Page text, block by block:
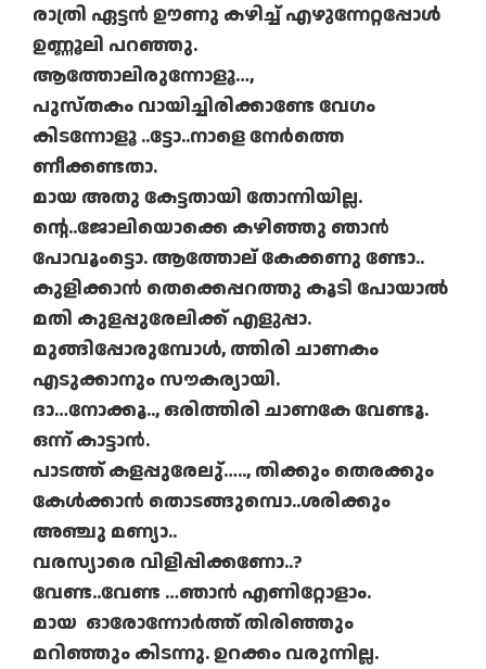
രാത്രി ഏട്ടൻ ഊണു കഴിച്ച് എഴുന്നേറ്റപ്പോൾ
ഉണ്ണൂലി പറഞ്ഞു.
ആത്തോലിരുന്നോളൂ…,
പുസ്തകം വായിച്ചിരിക്കാണ്ടേ വേഗം
കിടന്നോളൂ ..ട്ടോ..നാളെ നേർത്തെ
ണീക്കണ്ടതാ.
മായ അതു കേട്ടതായി തോന്നിയില്ല.
ന്റെ..ജോലിയൊക്കെ കഴിഞ്ഞു ഞാൻ
പോവൂംട്ടൊ. ആത്തോല്‌ കേക്കണു ണ്ടോ..
കുളിക്കാൻ തെക്കെപ്പറത്തു കൂടി പോയാൽ
മതി കുളപ്പുരേലിക്ക് എളുപ്പാ.
മുങ്ങിപ്പോരുമ്പോൾ, ത്തിരി ചാണകം
എടുക്കാനും സൗകര്യായി.
ദാ…നോക്കൂ.., ഒരിത്തിരി ചാണകേ വേണ്ടൂ.
ഒന്ന് കാട്ടാൻ.
പാടത്ത് കളപ്പുരേലു്….., തിക്കും തെരക്കും
കേൾക്കാൻ തൊടങ്ങുമ്പൊ..ശരിക്കും
അഞ്ചു മണ്യാ..
വരസ്യാരെ വിളിപ്പിക്കണോ..?
വേണ്ട..വേണ്ട …ഞാൻ എണിറ്റോളാം.
മായ ഓരോന്നോർത്ത് തിരിഞ്ഞും
മറിഞ്ഞും കിടന്നു. ഉറക്കം വരുന്നില്ല.